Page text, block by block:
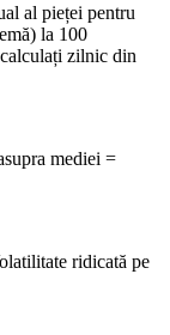
al pieței pentru
la 100
zilnic din
mediei =
ridicată pe